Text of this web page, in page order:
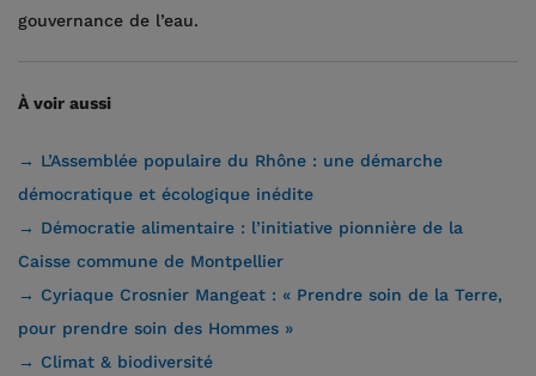
gouvernance de l’eau.
À voir aussi
→ L’Assemblée populaire du Rhône : une démarche
démocratique et écologique inédite
→ Démocratie alimentaire : l’initiative pionnière de la
Caisse commune de Montpellier
→ Cyriaque Crosnier Mangeat : « Prendre soin de la Terre,
pour prendre soin des Hommes »
→ Climat & biodiversité